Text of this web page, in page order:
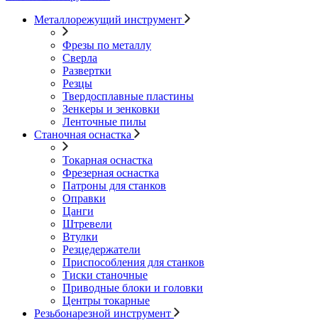
Металлорежущий инструмент
Фрезы по металлу
Сверла
Развертки
Резцы
Твердосплавные пластины
Зенкеры и зенковки
Ленточные пилы
Станочная оснастка
Токарная оснастка
Фрезерная оснастка
Патроны для станков
Оправки
Цанги
Штревели
Втулки
Резцедержатели
Приспособления для станков
Тиски станочные
Приводные блоки и головки
Центры токарные
Резьбонарезной инструмент